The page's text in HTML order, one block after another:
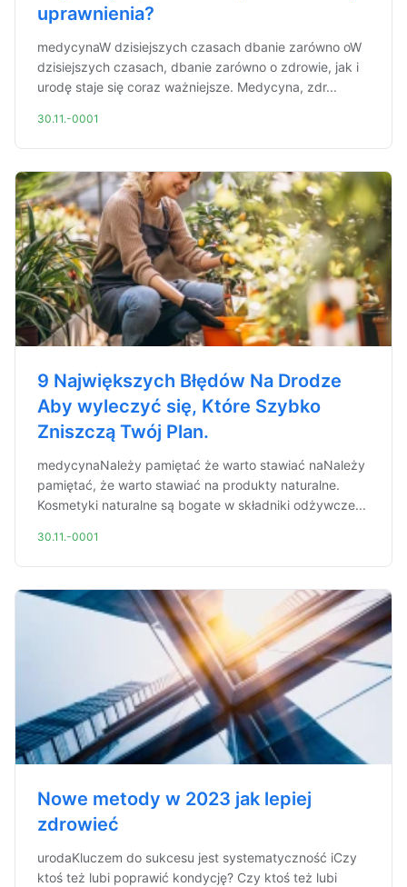
uprawnienia?
medycynaW dzisiejszych czasach dbanie zarówno oW
dzisiejszych czasach, dbanie zarówno o zdrowie, jak i
urodę staje się coraz ważniejsze. Medycyna, zdr...
30.11.-0001
9 Największych Błędów Na Drodze
Aby wyleczyć się, Które Szybko
Zniszczą Twój Plan.
medycynaNależy pamiętać że warto stawiać naNależy
pamiętać, że warto stawiać na produkty naturalne.
Kosmetyki naturalne są bogate w składniki odżywcze...
30.11.-0001
Nowe metody w 2023 jak lepiej
zdrowieć
urodaKluczem do sukcesu jest systematyczność iCzy
ktoś też lubi poprawić kondycję? Czy ktoś też lubi